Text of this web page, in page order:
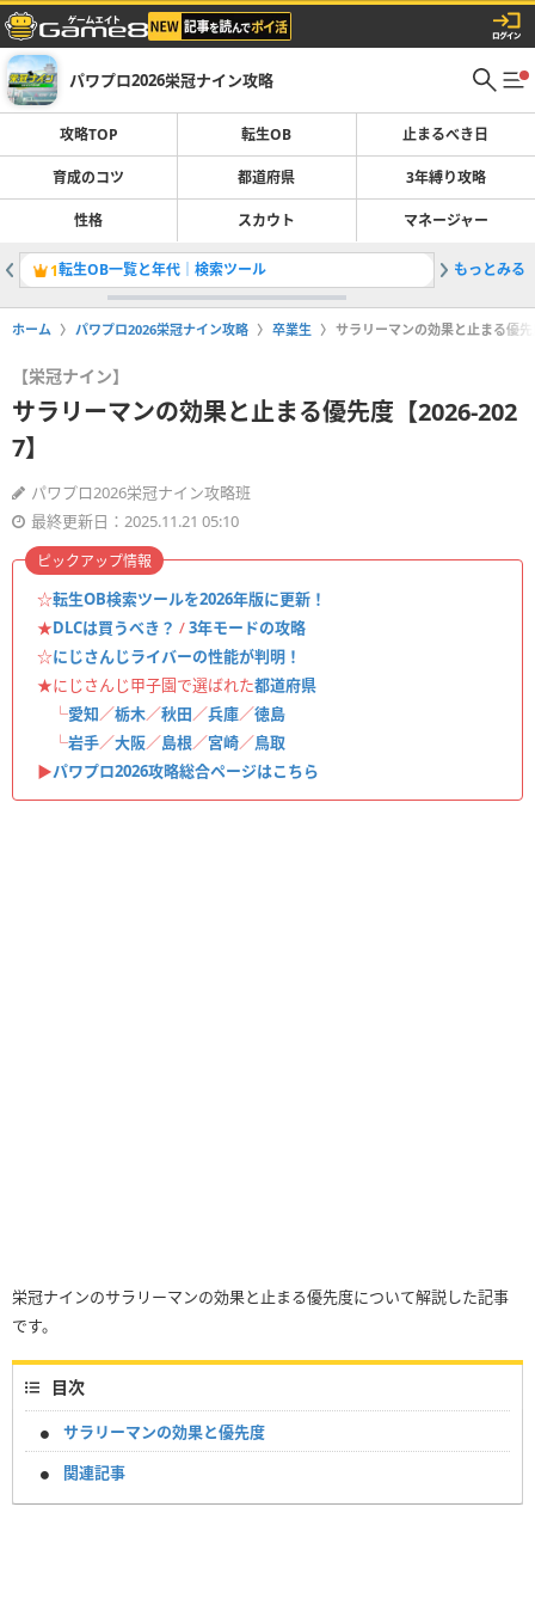
パワプロ2026栄冠ナイン攻略
攻略TOP 転生OB 止まるべき日
育成のコツ 都道府県 3年縛り攻略
性格 スカウト マネージャー
1転生OB一覧と年代｜検索ツール 2止まる
もっとみる
ホーム パワプロ2026栄冠ナイン攻略 卒業生 サラリーマンの効果と止まる優
【栄冠ナイン】
サラリーマンの効果と止まる優先度【2026-202
7】
パワプロ2026栄冠ナイン攻略班
最終更新日：2025.11.21 05:10
☆転生OB検索ツールを2026年版に更新！
★DLCは買うべき？ /3年モードの攻略
☆にじさんじライバーの性能が判明！
★にじさんじ甲子園で選ばれた都道府県
└愛知／栃木／秋田／兵庫／徳島
└岩手／大阪／島根／宮崎／鳥取
▶︎パワプロ2026攻略総合ページはこちら
ピックアップ情報
栄冠ナインのサラリーマンの効果と止まる優先度について解説した記事
です。
目次
サラリーマンの効果と優先度
関連記事